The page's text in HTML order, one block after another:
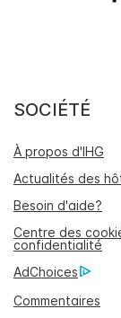
SOCIÉTÉ
À propos d'IHG
Actualités des
Besoin d'aide?
Centre des
confidentialité
AdChoices
Commentaires